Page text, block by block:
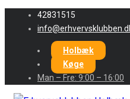
42831515
Holbæk
Køge
Man – Fre: 9:00 – 16:00